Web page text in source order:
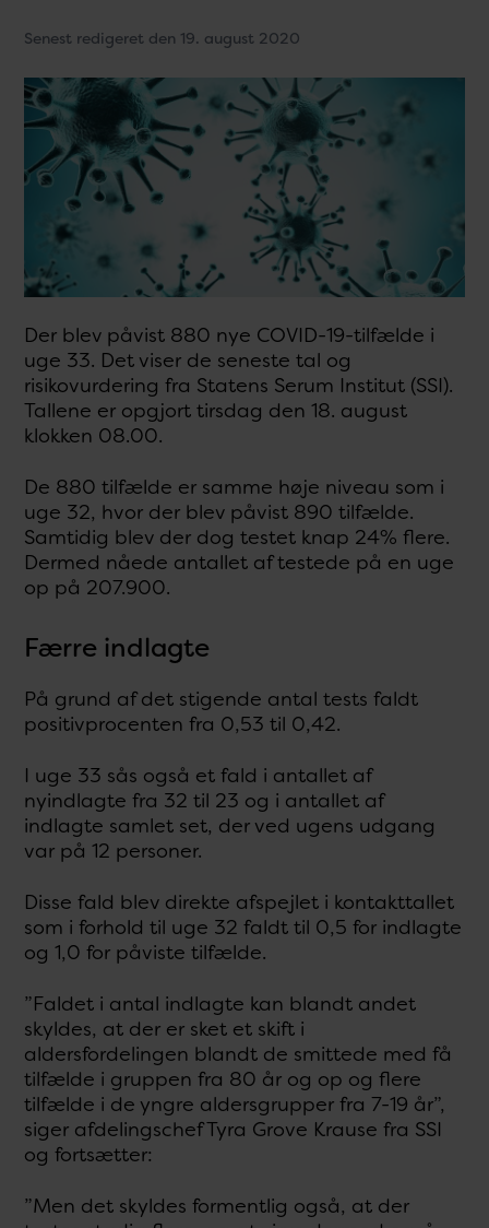
Senest redigeret den 19. august 2020
Der blev påvist 880 nye COVID-19-tilfælde i
uge 33. Det viser de seneste tal og
risikovurdering fra Statens Serum Institut (SSI).
Tallene er opgjort tirsdag den 18. august
klokken 08.00.
De 880 tilfælde er samme høje niveau som i
uge 32, hvor der blev påvist 890 tilfælde.
Samtidig blev der dog testet knap 24% flere.
Dermed nåede antallet af testede på en uge
op på 207.900.
Færre indlagte
På grund af det stigende antal tests faldt
positivprocenten fra 0,53 til 0,42.
I uge 33 sås også et fald i antallet af
nyindlagte fra 32 til 23 og i antallet af
indlagte samlet set, der ved ugens udgang
var på 12 personer.
Disse fald blev direkte afspejlet i kontakttallet
som i forhold til uge 32 faldt til 0,5 for indlagte
og 1,0 for påviste tilfælde.
”Faldet i antal indlagte kan blandt andet
skyldes, at der er sket et skift i
aldersfordelingen blandt de smittede med få
tilfælde i gruppen fra 80 år og op og flere
tilfælde i de yngre aldersgrupper fra 7-19 år”,
siger afdelingschef Tyra Grove Krause fra SSI
og fortsætter:
”Men det skyldes formentlig også, at der